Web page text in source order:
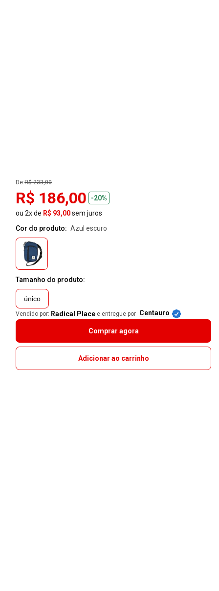
De:R$ 233,00
R$ 186,00
-20%
ou 2x de R$ 93,00sem juros
Cor do produto:
azul escuro
Tamanho do produto:
único
Vendido por: Radical Place e entregue por Centauro
Comprar agora
Adicionar ao carrinho